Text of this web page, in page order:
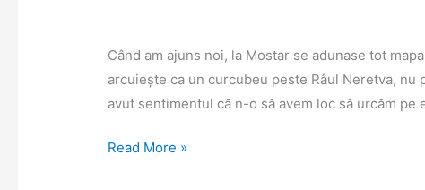
Când am ajuns noi, la Mostar se adunase tot
arcuiește ca un curcubeu peste Râul Neretva, nu
avut sentimentul că n-o să avem loc să urcăm pe
Mostar
Read More »